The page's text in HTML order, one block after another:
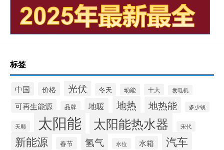
标签
中国 价格 光伏 冬天 动能 十大 发电机
可再生能源 品牌 地暖 地热 地热能 多少钱
天顺 太阳能 太阳能热水器 宋代
新能源 春节 氢气 水位 水箱 汽车